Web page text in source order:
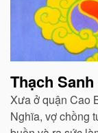
Thạch
Xưa ở quận Cao
Nghĩa, vợ chồng